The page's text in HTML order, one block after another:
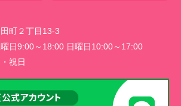
町２丁目13-3
日9:00～18:00 日曜日10:00～17:00
祝日